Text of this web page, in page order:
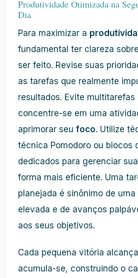
Produtividade Otimizada na
Dia
Para maximizar a
fundamental ter clareza
ser feito. Revise suas
as tarefas que realmente
resultados. Evite multitarefas
concentre-se em uma
aprimorar seu foco. Utilize
técnica Pomodoro ou blocos
dedicados para gerenciar
forma mais eficiente. Uma
planejada é sinônimo de uma
elevada e de avanços
aos seus objetivos.
Cada pequena vitória
acumula-se, construindo o